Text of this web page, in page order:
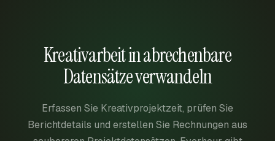
Kreativarbeit in abrechenbare
Datensätze verwandeln
Erfassen Sie Kreativprojektzeit, prüfen Sie
Berichtdetails und erstellen Sie Rechnungen aus